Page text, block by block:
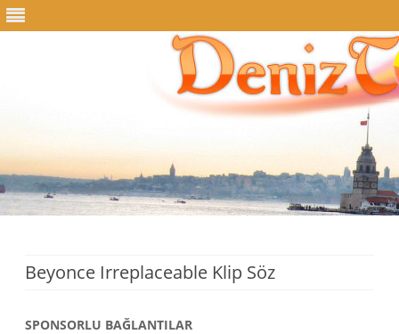
Beyonce Irreplaceable Klip Söz
SPONSORLU BAĞLANTILAR